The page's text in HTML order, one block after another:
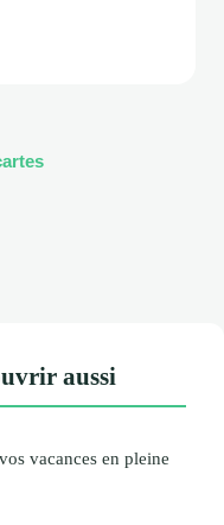
aussi
vacances en pleine